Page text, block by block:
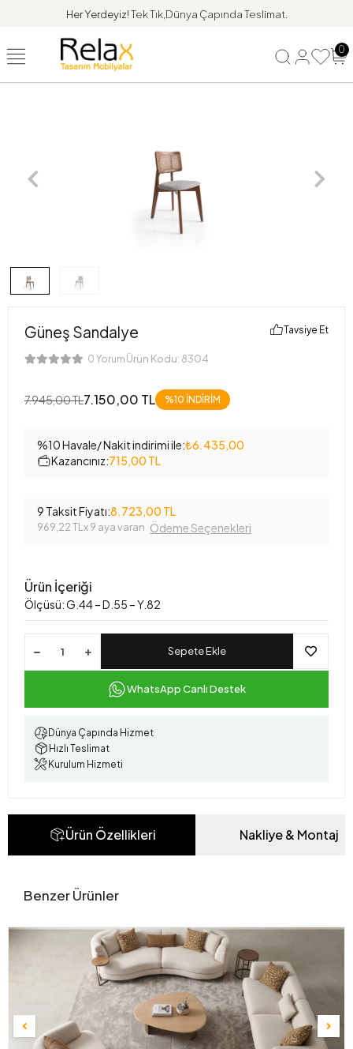
Her Yerdeyiz!Tek Tık,Dünya Çapında Teslimat.
0
Güneş Sandalye
0 Yorum Ürün Kodu: 8304
Tavsiye Et
7.945,00 TL7.150,00 TL %10 İNDİRİM
%10 Havale/ Nakit indirimi ile:₺6.435,00
Kazancınız:715,00 TL
9 Taksit Fiyatı:8.723,00 TL
969,22 TL x 9 aya varan Ödeme Seçenekleri
Ürün İçeriği
Ölçüsü: G.44 – D.55 – Y.82
Sepete Ekle
WhatsApp Canlı Destek
Dünya Çapında Hizmet
Hızlı Teslimat
Kurulum Hizmeti
Ürün Özellikleri Nakliye & Montaj
Benzer Ürünler